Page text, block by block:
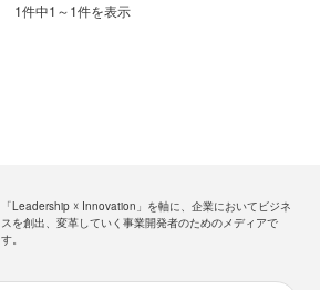
1件中1～1件を表示
「Leadership ☓ Innovation」を軸に、企業においてビジネ
スを創出、変革していく事業開発者のためのメディアで
す。